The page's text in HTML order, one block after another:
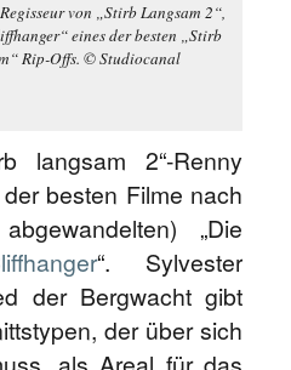
von „Stirb Langsam 2“,
eines der besten „Stirb
Rip-Offs. © Studiocanal
langsam 2“-Renny
besten Filme nach
„Die
“. Sylvester
der Bergwacht gibt
der über sich